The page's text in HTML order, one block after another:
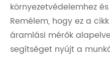
környezetvédelemhez
Remélem, hogy ez a
áramlási mérők
segítséget nyújt a